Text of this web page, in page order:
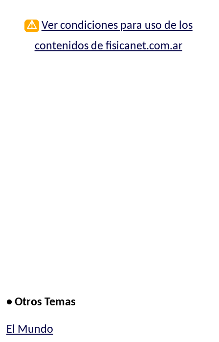
⚠ Ver condiciones para uso de los
contenidos de fisicanet.com.ar
• Otros Temas
El Mundo